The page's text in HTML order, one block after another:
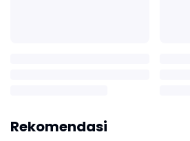
Rekomendasi